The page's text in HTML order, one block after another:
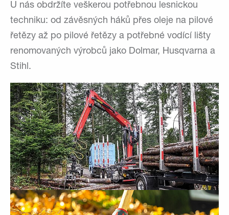
U nás obdržíte veškerou potřebnou lesnickou
techniku: od závěsných háků přes oleje na pilové
řetězy až po pilové řetězy a potřebné vodící lišty
renomovaných výrobců jako Dolmar, Husqvarna a
Stihl.